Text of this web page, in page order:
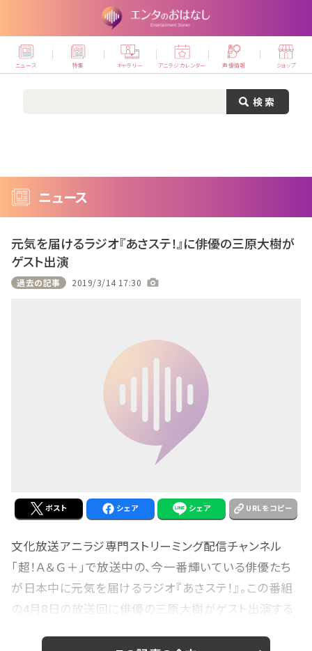
ニュース 特集 ギャラリー アニラジカレンダー 声優情報 ショップ
ニュース
元気を届けるラジオ『あさステ！』に俳優の三原大樹が
ゲスト出演
過去の記事 2019/3/14 17:30
ポスト シェア シェア URLをコピー
文化放送アニラジ専門ストリーミング配信チャンネル
「超！Ａ＆Ｇ＋」で放送中の、今一番輝いている俳優たち
が日本中に元気を届けるラジオ『あさステ！』。この番組
の4月8日の放送回に俳優の三原大樹がゲスト出演する